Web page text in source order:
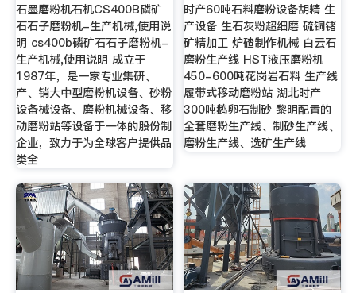
石墨磨粉机石机CS400B磷矿
石石子磨粉机-生产机械,使用说
明 cs400b磷矿石石子磨粉机-
生产机械,使用说明 成立于
1987年，是一家专业集研、
产、销大中型磨粉机设备、砂粉
设备械设备、磨粉机械设备、移
动磨粉站等设备于一体的股份制
企业，致力于为全球客户提供品
类全
时产60吨石料磨粉设备胡精 生
产设备 生石灰粉超细磨 硫铜锗
矿精加工 炉碴制作机械 白云石
磨粉生产线 HST液压磨粉机
450-600吨花岗岩石料 生产线
履带式移动磨粉站 湖北时产
300吨鹅卵石制砂 黎明配置的
全套磨粉生产线、制砂生产线、
磨粉生产线、选矿生产线